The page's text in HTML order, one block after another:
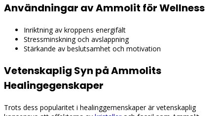
Användningar av Ammolit för Wellness
Inriktning av kroppens energifält
Stressminskning och avslappning
Stärkande av beslutsamhet och motivation
Vetenskaplig Syn på Ammolits
Healingegenskaper
Trots dess popularitet i healinggemenskaper är vetenskaplig